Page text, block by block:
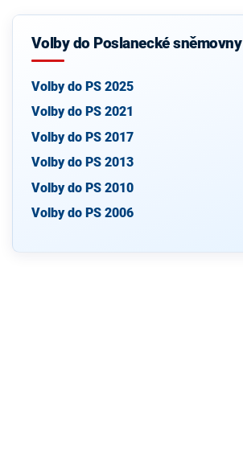
Volby do Poslanecké sněmovny
Volby do PS 2025
Volby do PS 2021
Volby do PS 2017
Volby do PS 2013
Volby do PS 2010
Volby do PS 2006